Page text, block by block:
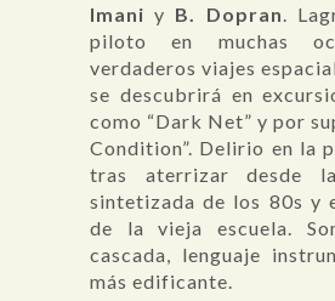
Imani y B. Dopran .
piloto en muchas
verdaderos viajes
se descubrirá en
como “Dark Net” y por
Condition”. Delirio en la
tras aterrizar desde
sintetizada de los 80s y
de la vieja escuela.
cascada, lenguaje
más edificante.